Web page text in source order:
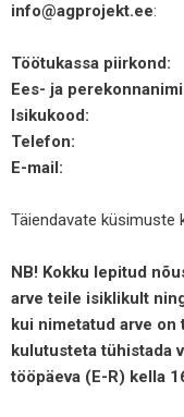
info@agprojekt.ee:
Töötukassa piirkond:
Ees- ja
Isikukood:
Telefon:
E-mail:
Täiendavate küsimuste
NB! Kokku lepitud
arve teile isiklikult
kui nimetatud arve on
kulutusteta tühistada
tööpäeva (E-R) kella